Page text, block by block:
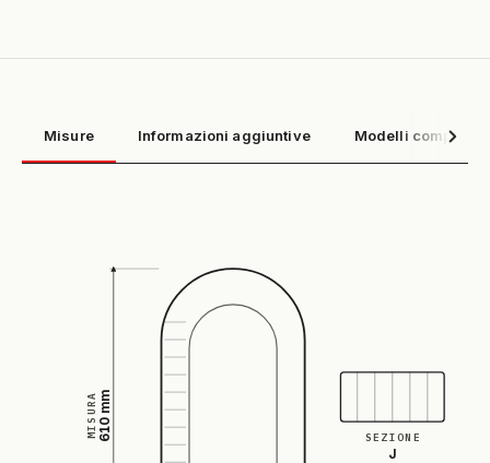
Misure Informazioni aggiuntive Modelli
MISURA610 mm SEZIONE
J